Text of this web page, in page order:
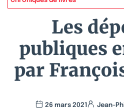
Les
publiques
par
26 mars 2021 Jean-